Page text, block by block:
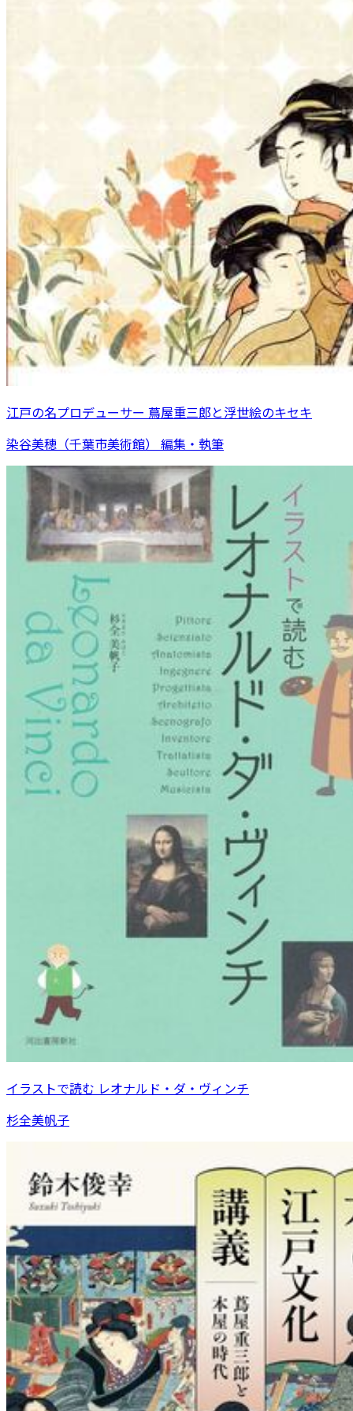
江戸の名プロデューサー 蔦屋重三郎と浮世絵のキセキ
染谷美穂（千葉市美術館） 編集・執筆
イラストで読む レオナルド・ダ・ヴィンチ
杉全美帆子